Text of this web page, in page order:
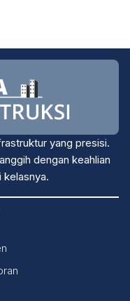
yang presisi.
dengan keahlian
kelasnya.